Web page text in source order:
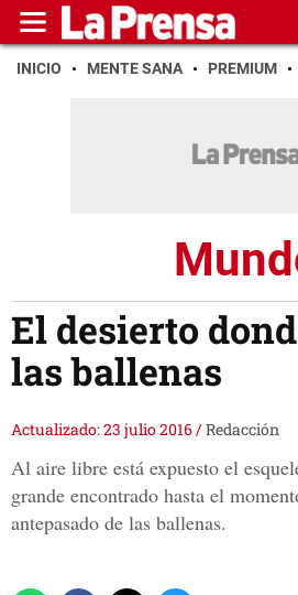
INICIO MENTE SANA PREMIUM
El desierto
las ballenas
Actualizado: 23 julio 2016/Redacción
Al aire libre está expuesto el
grande encontrado hasta el
antepasado de las ballenas.